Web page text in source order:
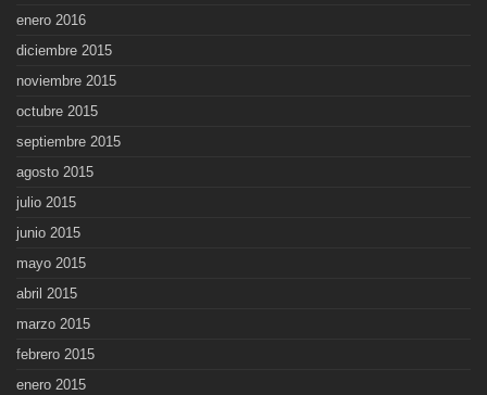
enero 2016
diciembre 2015
noviembre 2015
octubre 2015
septiembre 2015
agosto 2015
julio 2015
junio 2015
mayo 2015
abril 2015
marzo 2015
febrero 2015
enero 2015